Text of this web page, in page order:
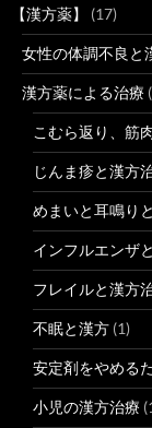
【漢方薬】 (17)
女性の体調不良と
漢方薬による治療
こむら返り、筋
じんま疹と漢方
めまいと耳鳴り
インフルエンザ
フレイルと漢方
不眠と漢方 (1)
安定剤をやめる
小児の漢方治療